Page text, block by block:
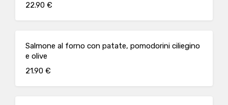
22.90 €
Salmone al forno con patate, pomodorini ciliegino
e olive
21.90 €